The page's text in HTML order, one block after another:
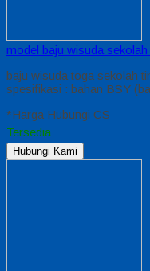
model baju wisuda sekolah
baju wisuda toga sekolah
spesifikasi : bahan BSY
*Harga Hubungi CS
Tersedia
Hubungi Kami